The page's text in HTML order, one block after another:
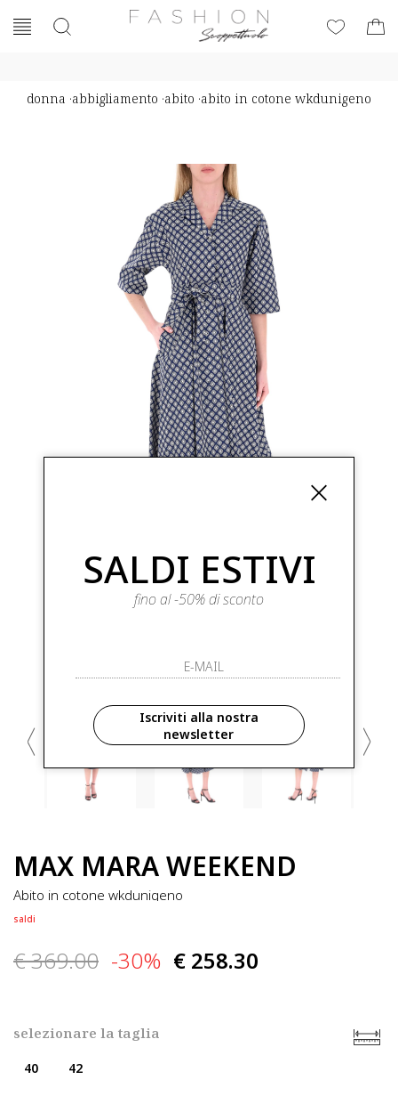
donna ·abbigliamento ·abito ·abito in cotone wkdunigeno
MAX MARA WEEKEND
abito in cotone wkdunigeno
saldi
€ 369.00 -30% € 258.30
selezionare la taglia
40 42
SALDI ESTIVI
fino al -50% di sconto
Iscriviti alla nostra
newsletter